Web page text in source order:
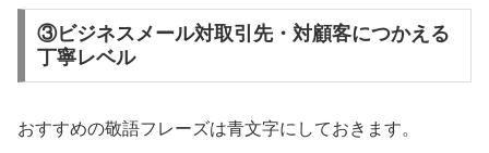
③ビジネスメール対取引先・対顧客につかえる
丁寧レベル
おすすめの敬語フレーズは青文字にしておきます。